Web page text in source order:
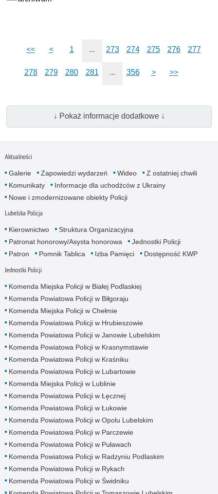
<< < 1 ... 273 274 275 276 277
278 279 280 281 ... 356 > >>
↓ Pokaż informacje dodatkowe ↓
Aktualności
Galerie Zapowiedzi wydarzeń Wideo
Z ostatniej chwili
Komunikaty
Informacje dla uchodźców z Ukrainy
Nowe i zmodernizowane obiekty Policji
Lubelska Policja
Kierownictwo
Struktura Organizacyjna
Patronat honorowy/Asysta honorowa
Jednostki Policji
Patron
Pomnik Tablica Izba Pamięci Dostępność KWP
Jednostki Policji
Komenda Miejska Policji w Białej Podlaskiej
Komenda Powiatowa Policji w Biłgoraju
Komenda Miejska Policji w Chełmie
Komenda Powiatowa Policji w Hrubieszowie
Komenda Powiatowa Policji w Janowie Lubelskim
Komenda Powiatowa Policji w Krasnymstawie
Komenda Powiatowa Policji w Kraśniku
Komenda Powiatowa Policji w Lubartowie
Komenda Miejska Policji w Lublinie
Komenda Powiatowa Policji w Łęcznej
Komenda Powiatowa Policji w Łukowie
Komenda Powiatowa Policji w Opolu Lubelskim
Komenda Powiatowa Policji w Parczewie
Komenda Powiatowa Policji w Puławach
Komenda Powiatowa Policji w Radzyniu Podlaskim
Komenda Powiatowa Policji w Rykach
Komenda Powiatowa Policji w Świdniku